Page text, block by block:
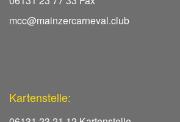
mcc@mainzercarneval.club
Kartenstelle: